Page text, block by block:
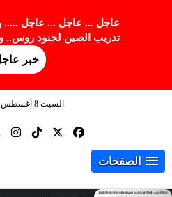
عاجل ... عاجل ... عاجل .....
تدريب الصين لجنود روس..
خبر
السبت 8 أغسطس 2026
الصفحات